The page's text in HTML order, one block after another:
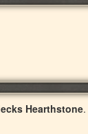
Hearthstone.